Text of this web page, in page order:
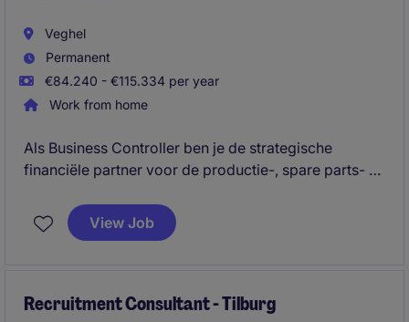
Veghel
Permanent
€84.240 - €115.334 per year
Work from home
Als Business Controller ben je de strategische
financiële partner voor de productie-, spare parts- en
transitie van een traditionele productiesite naar een
meer R&D-gedreven omgeving.
View Job
Recruitment Consultant - Tilburg